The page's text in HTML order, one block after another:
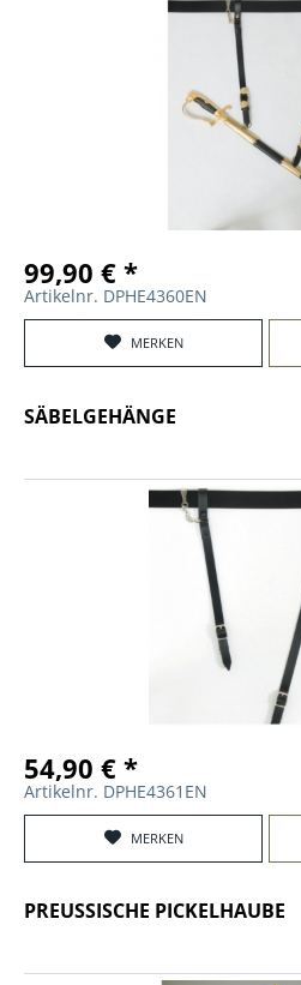
99,90 € *
Artikelnr. DPHE4360EN
MERKEN
SÄBELGEHÄNGE
54,90 € *
Artikelnr. DPHE4361EN
MERKEN
PREUSSISCHE PICKELHAUBE